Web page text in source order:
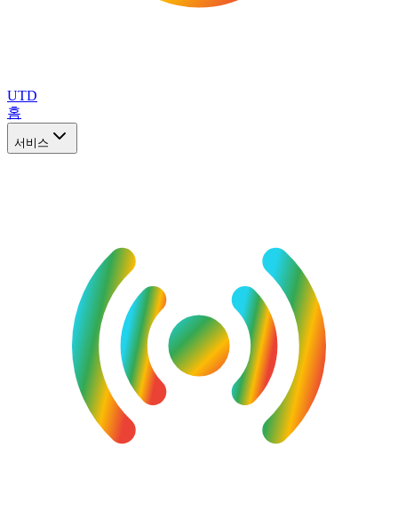
UTD
홈
서비스